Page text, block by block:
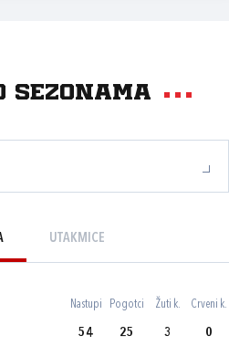
UTAKMICE
Nastupi Pogotci Žuti k. Crveni k.
54 25 3 0